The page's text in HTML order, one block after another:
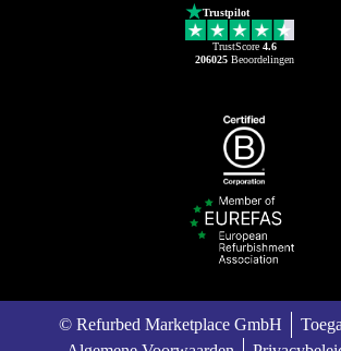
Trustpilot
TrustScore 4.6
206025Beoordelingen
© Refurbed Marketplace GmbH